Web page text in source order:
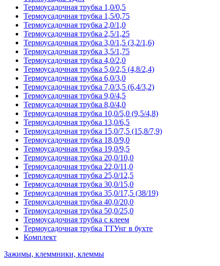
Термоусадочная трубка 1,0/0,5
Термоусадочная трубка 1,5/0,75
Термоусадочная трубка 2,0/1,0
Термоусадочная трубка 2,5/1,25
Термоусадочная трубка 3,0/1,5 (3,2/1,6)
Термоусадочная трубка 3,5/1,75
Термоусадочная трубка 4,0/2,0
Термоусадочная трубка 5,0/2,5 (4,8/2,4)
Термоусадочная трубка 6,0/3,0
Термоусадочная трубка 7,0/3,5 (6,4/3,2)
Термоусадочная трубка 9,0/4,5
Термоусадочная трубка 8,0/4,0
Термоусадочная трубка 10,0/5,0 (9,5/4,8)
Термоусадочная трубка 13,0/6,5
Термоусадочная трубка 15,0/7,5 (15,8/7,9)
Термоусадочная трубка 18,0/9,0
Термоусадочная трубка 19,0/9,5
Термоусадочная трубка 20,0/10,0
Термоусадочная трубка 22,0/11,0
Термоусадочная трубка 25,0/12,5
Термоусадочная трубка 30,0/15,0
Термоусадочная трубка 35,0/17,5 (38/19)
Термоусадочная трубка 40,0/20,0
Термоусадочная трубка 50,0/25,0
Термоусадочная трубка с клеем
Термоусадочная трубка ТТУнг в бухте
Комплект
Зажимы, клеммники, клеммы